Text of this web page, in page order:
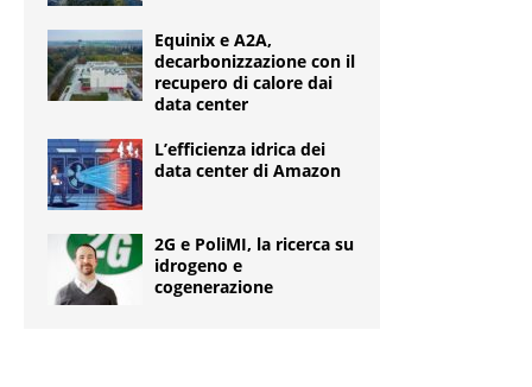
Equinix e A2A,
decarbonizzazione con il
recupero di calore dai
data center
L’efficienza idrica dei
data center di Amazon
2G e PoliMI, la ricerca su
idrogeno e
cogenerazione